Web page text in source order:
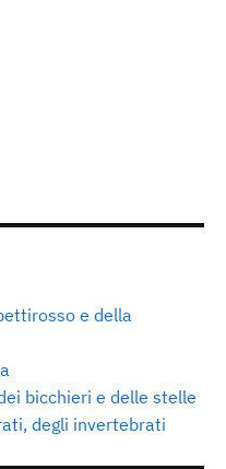
e della
bicchieri e delle stelle
degli invertebrati